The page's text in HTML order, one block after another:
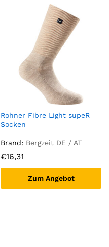
Rohner Fibre Light supeR
Socken
Brand: Bergzeit DE / AT
€16,31
Zum Angebot